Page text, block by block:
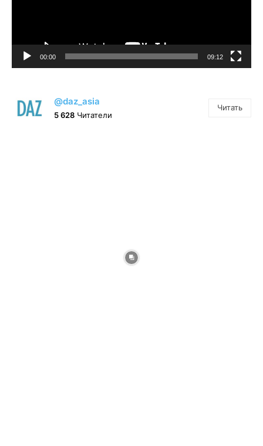
00:00 09:12
@daz_asia
5 628 Читатели
Читать